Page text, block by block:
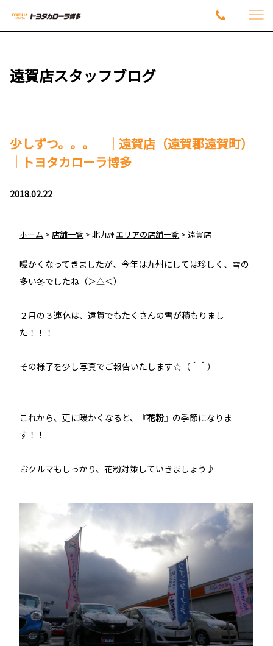
遠賀店スタッフブログ
少しずつ。。。 ｜遠賀店（遠賀郡遠賀町）
｜トヨタカローラ博多
2018.02.22
ホーム >店舗一覧 > 北九州エリアの店舗一覧 > 遠賀店
暖かくなってきましたが、今年は九州にしては珍しく、雪の
多い冬でしたね（＞△＜）
２月の３連休は、遠賀でもたくさんの雪が積もりまし
た！！！
その様子を少し写真でご報告いたします☆（＾＾）
これから、更に暖かくなると、『花粉』の季節になりま
す！！
おクルマもしっかり、花粉対策していきましょう♪